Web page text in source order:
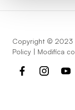
Copyright © 2023
Policy | Modifica
facebookinstagram